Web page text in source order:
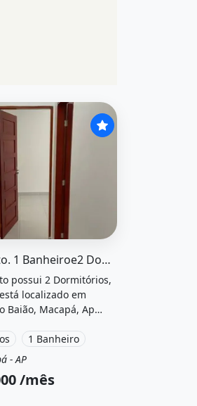
venda possui 2 dormitórios,
Apartamento. 1 Banheiroe2 Dormitórios
possui 2 Dormitórios,
localizado em
Baião, Macapá, Ap
1 Banheiro
- AP
/mês